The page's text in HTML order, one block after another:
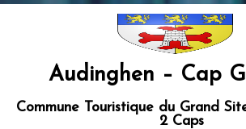
Aller
Audinghen – Cap
Commune Touristique du Grand
2 Caps